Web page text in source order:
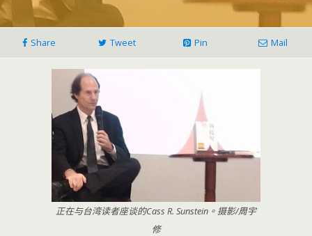
Share Tweet Pin Mail
正在与台湾读者座谈的Cass R. Sunstein。摄影/周宇
修